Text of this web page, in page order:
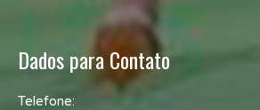
Dados para Contato
Telefone: